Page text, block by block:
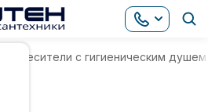
Смесители с гигиеническим душем